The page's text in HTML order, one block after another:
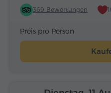
369 Bewertungen
Preis pro Person